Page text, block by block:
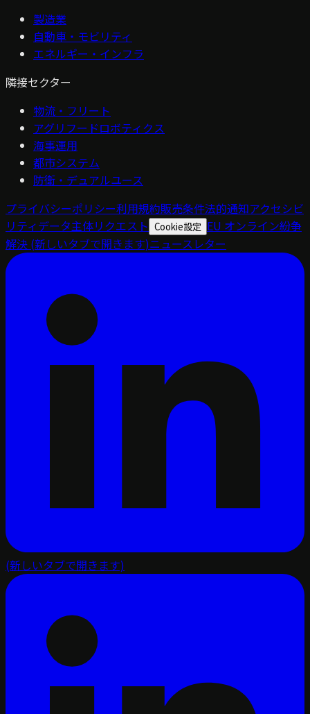
製造業
自動車・モビリティ
エネルギー・インフラ
隣接セクター
物流・フリート
アグリフードロボティクス
海事運用
都市システム
防衛・デュアルユース
プライバシーポリシー利用規約販売条件法的通知アクセシビ
リティデータ主体リクエスト Cookie設定 EU オンライン紛争
解決 (新しいタブで開きます)ニュースレター
(新しいタブで開きます)